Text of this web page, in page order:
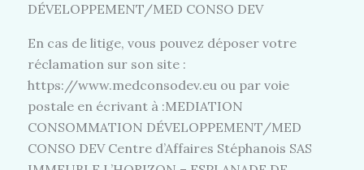
DÉVELOPPEMENT/MED CONSO DEV
En cas de litige, vous pouvez déposer votre
réclamation sur son site :
https://www.medconsodev.eu ou par voie
postale en écrivant à :MEDIATION
CONSOMMATION DÉVELOPPEMENT/MED
CONSO DEV Centre d’Affaires Stéphanois SAS